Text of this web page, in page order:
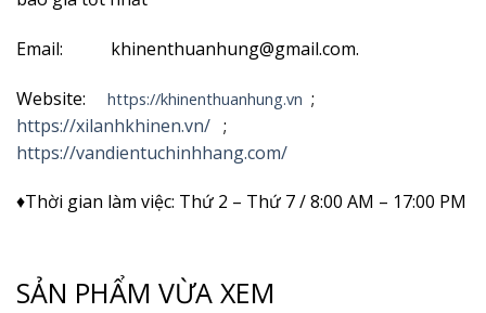
Email: khinenthuanhung@gmail.com.
Website: https://khinenthuanhung.vn ;
https://xilanhkhinen.vn/ ;
https://vandientuchinhhang.com/
♦Thời gian làm việc: Thứ 2 – Thứ 7 / 8:00 AM – 17:00 PM
SẢN PHẨM VỪA XEM